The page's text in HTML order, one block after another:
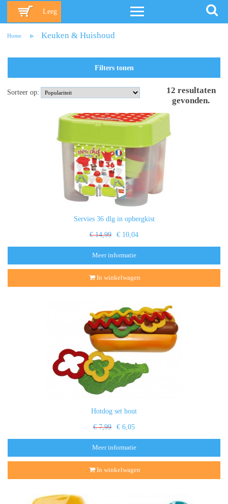
Leeg
Home Keuken & Huishoud
Filters tonen
Sorteer op: 12 resultaten
gevonden.
Servies 36 dlg in opbergkist
€ 14,99 € 10,04
Meer informatie
In winkelwagen
Hotdog set hout
€ 7,99 € 6,05
Meer informatie
In winkelwagen